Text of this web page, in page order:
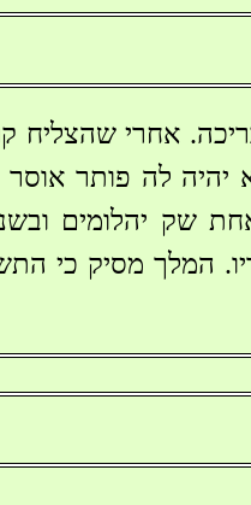
אחרי שהצליח
יהיה לה פותר
שק יהלומים
המלך מסיק כי